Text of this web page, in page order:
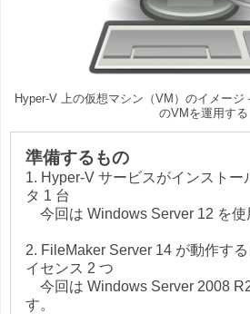
Hyper-V 上の仮想マシン（VM）のイメー
のVMを運用する
準備するもの
1. Hyper-V サービスがインストー
タ 1 台
今回は Windows Server 12 を使
2. FileMaker Server 14 が動作す
イセンス 2 つ
今回は Windows Server 2008
す。